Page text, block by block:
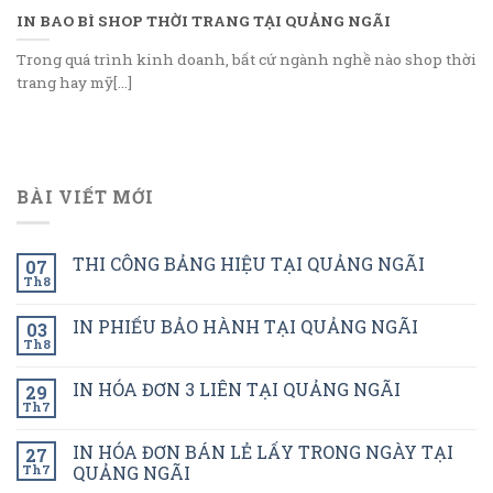
IN BAO BÌ SHOP THỜI TRANG TẠI QUẢNG NGÃI
Trong quá trình kinh doanh, bất cứ ngành nghề nào shop thời
trang hay mỹ[...]
BÀI VIẾT MỚI
07
Th8
THI CÔNG BẢNG HIỆU TẠI QUẢNG NGÃI
03
Th8
IN PHIẾU BẢO HÀNH TẠI QUẢNG NGÃI
29
Th7
IN HÓA ĐƠN 3 LIÊN TẠI QUẢNG NGÃI
27
Th7
IN HÓA ĐƠN BÁN LẺ LẤY TRONG NGÀY TẠI
QUẢNG NGÃI